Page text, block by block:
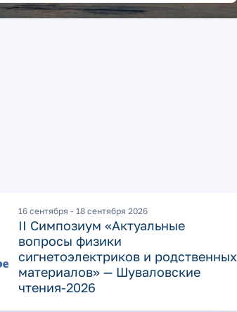
16 сентября - 18 сентября 2026
II Симпозиум «Актуальные
вопросы физики
сигнетоэлектриков и родственных
материалов» — Шуваловские
чтения-2026